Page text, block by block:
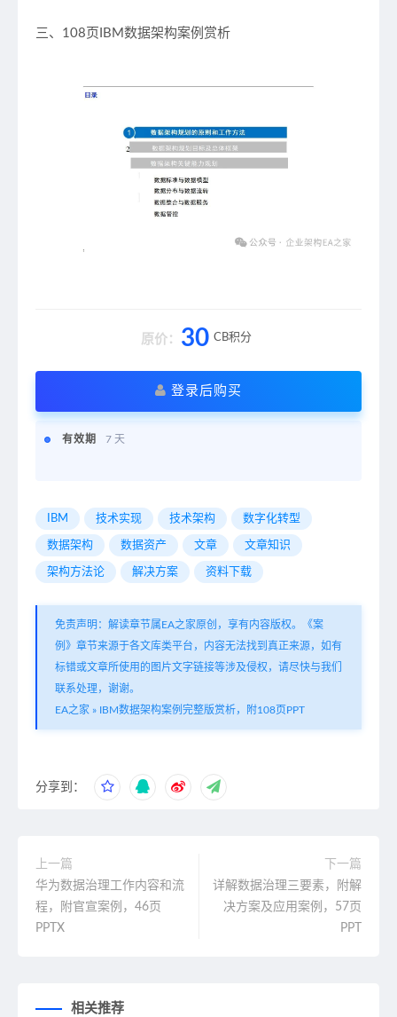
三、108页IBM数据架构案例赏析
原价： 30 CB积分
登录后购买
有效期 7 天
IBM 技术实现 技术架构 数字化转型
数据架构 数据资产 文章 文章知识
架构方法论 解决方案 资料下载
免责声明：解读章节属EA之家原创，享有内容版权。《案
例》章节来源于各文库类平台，内容无法找到真正来源，如有
标错或文章所使用的图片文字链接等涉及侵权，请尽快与我们
联系处理，谢谢。
EA之家 » IBM数据架构案例完整版赏析，附108页PPT
分享到：
上一篇
华为数据治理工作内容和流
程，附官宣案例，46页
PPTX
下一篇
详解数据治理三要素，附解
决方案及应用案例，57页
PPT
相关推荐